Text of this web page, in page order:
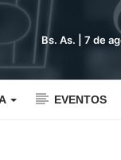
Bs. As. | 7 de
EVENTOS